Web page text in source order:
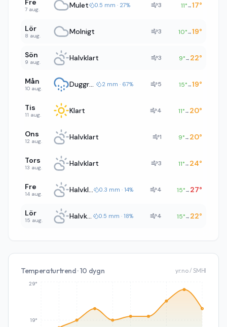
7 aug. Mulet 0.5 mm · 27% 3 11°→17°
Lör
8 aug. Molnigt 3 10°→19°
Sön
9 aug. Halvklart 3 9°→ 22°
Mån
10 aug. Duggregn 2 mm · 67% 5 15°→19°
Tis
11 aug. Klart 4 11°→ 20°
Ons
12 aug. Halvklart 1 9°→ 20°
Tors
13 aug. Halvklart 3 11°→ 24°
Fre
14 aug. Halvklart 0.3 mm · 14% 4 15°→ 27°
Lör
15 aug. Halvklart 0.5 mm · 18% 4 15°→ 22°
Temperaturtrend · 10 dygn yr.no / SMHI
19°
29°